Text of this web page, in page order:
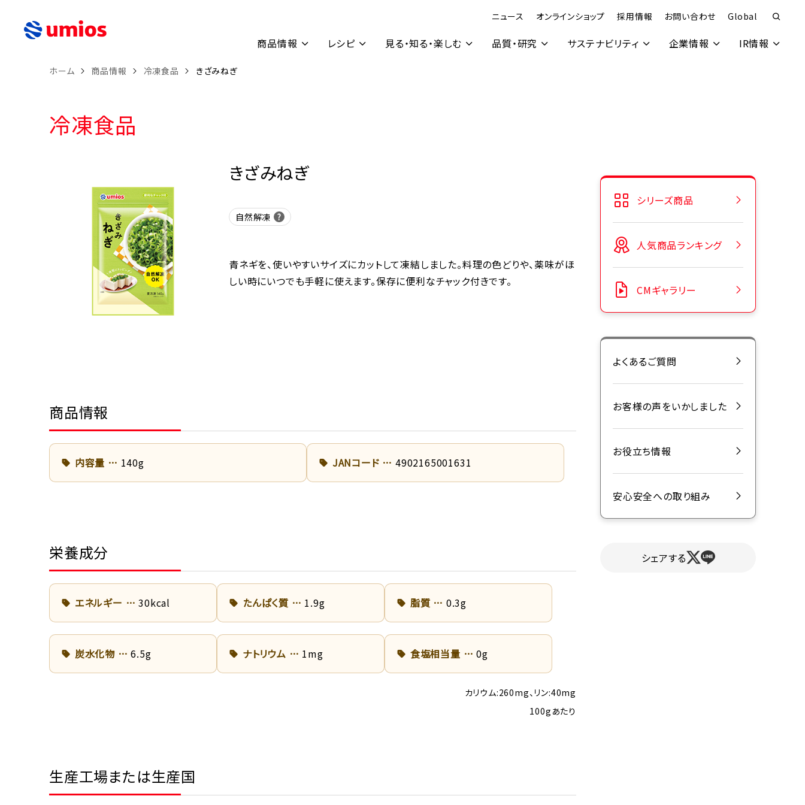
ニュース オンラインショップ 採用情報 お問い合わせ Global
商品情報 レシピ 見る・知る・楽しむ 品質・研究 サステナビリティ 企業情報 IR情報
ホーム 商品情報 冷凍食品 きざみねぎ
冷凍食品
きざみねぎ
自然解凍
青ネギを、使いやすいサイズにカットして凍結しました。料理の色どりや、薬味がほ
しい時にいつでも手軽に使えます。保存に便利なチャック付きです。
商品情報
内容量 140g JANコード 4902165001631
栄養成分
エネルギー 30kcal たんぱく質 1.9g 脂質 0.3g
炭水化物 6.5g ナトリウム 1mg 食塩相当量 0g
カリウム:260mg、リン:40mg
100gあたり
生産工場または生産国
シリーズ商品
人気商品ランキング
CMギャラリー
よくあるご質問
お客様の声をいかしました
お役立ち情報
安心安全への取り組み
シェアする